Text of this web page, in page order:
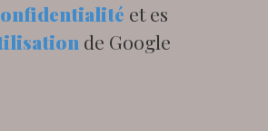
et es
de Google